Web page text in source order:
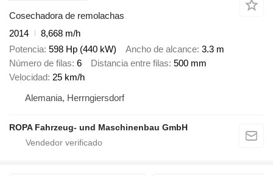
Cosechadora de remolachas
2014
8,668 m/h
Potencia 598 Hp (440 kW) Ancho de alcance 3.3 m
Número de filas 6 Distancia entre filas 500 mm
Velocidad 25 km/h
Alemania, Herrngiersdorf
ROPA Fahrzeug- und Maschinenbau GmbH